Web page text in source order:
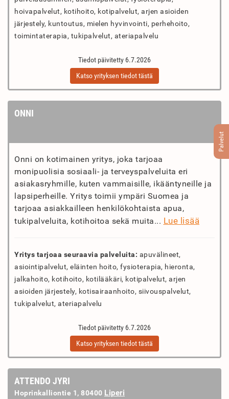
Palvelut
hoivapalvelut, kotihoito, kotipalvelut, arjen asioiden
järjestely, kuntoutus, mielen hyvinvointi, perhehoito,
toimintaterapia, tukipalvelut, ateriapalvelu
Tiedot päivitetty 6.7.2026
Katso yrityksen tiedot tästä
ONNI
Onni on kotimainen yritys, joka tarjoaa
monipuolisia sosiaali- ja terveyspalveluita eri
asiakasryhmille, kuten vammaisille, ikääntyneille ja
lapsiperheille. Yritys toimii ympäri Suomea ja
tarjoaa asiakkailleen henkilökohtaista apua,
tukipalveluita, kotihoitoa sekä muita... Lue lisää
Yritys tarjoaa seuraavia palveluita: apuvälineet,
asiointipalvelut, eläinten hoito, fysioterapia, hieronta,
jalkahoito, kotihoito, kotilääkäri, kotipalvelut, arjen
asioiden järjestely, kotisairaanhoito, siivouspalvelut,
tukipalvelut, ateriapalvelu
Tiedot päivitetty 6.7.2026
Katso yrityksen tiedot tästä
ATTENDO JYRI
Hoprinkalliontie 1, 80400 Liperi